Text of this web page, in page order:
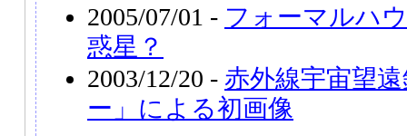
2005/07/01 - フォーマルハ
惑星？
2003/12/20 - 赤外線宇宙望
ー」による初画像